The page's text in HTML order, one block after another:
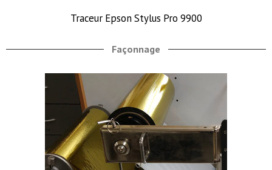
Traceur Epson Stylus Pro 9900
Façonnage